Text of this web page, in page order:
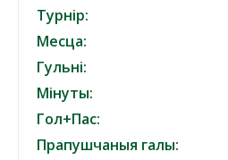
Турнір:
Месца:
Гульні:
Мінуты:
Гол+Пас:
Прапушчаныя галы: